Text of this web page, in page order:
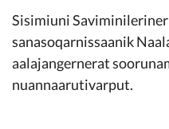
Politikki
Takornariat
Sisimiuni
sanasoqarnissaanik
aalajangernerat
nuannaarutivarput.